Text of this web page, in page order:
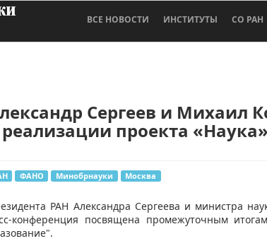
ВСЕ НОВОСТИ ИНСТИТУТЫ СО РАН
Сергеев и Михаил
проекта «Наука»
ФАНО Минобрнауки Москва
РАН Александра Сергеева и министра
конференция посвящена промежуточным